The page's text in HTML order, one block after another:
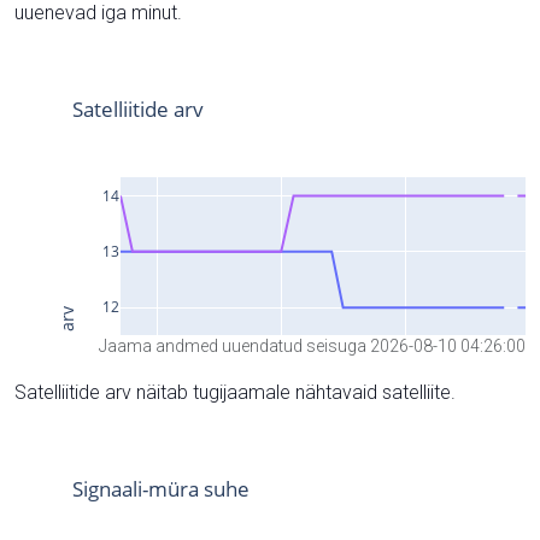
uuenevad iga minut.
Jaama andmed uuendatud seisuga 2026-08-10 04:26:00
Satelliitide arv näitab tugijaamale nähtavaid satelliite.